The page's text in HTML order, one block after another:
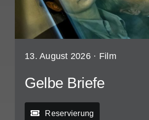
13. August 2026 · Film
Gelbe Briefe
Reservierung